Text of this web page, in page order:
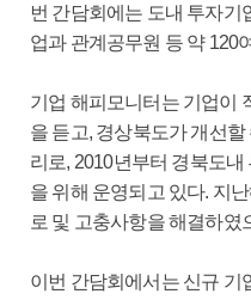
번 간담회에는 도내 투자기
업과 관계공무원 등 약 120
기업 해피모니터는 기업이
을 듣고, 경상북도가 개선
리로, 2010년부터 경북도
을 위해 운영되고 있다. 지
로 및 고충사항을 해결하였
이번 간담회에서는 신규 기